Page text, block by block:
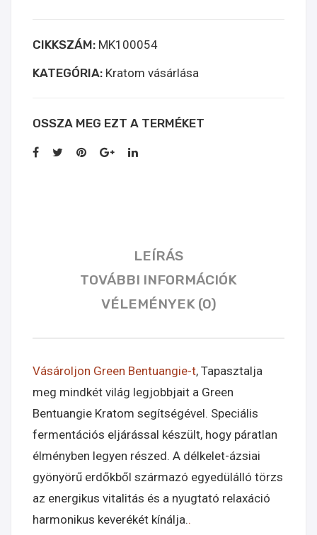
mennyiség
CIKKSZÁM: MK100054
KATEGÓRIA: Kratom vásárlása
OSSZA MEG EZT A TERMÉKET
LEÍRÁS
TOVÁBBI INFORMÁCIÓK
VÉLEMÉNYEK (0)
Vásároljon Green Bentuangie-t, Tapasztalja
meg mindkét világ legjobbjait a Green
Bentuangie Kratom segítségével. Speciális
fermentációs eljárással készült, hogy páratlan
élményben legyen részed. A délkelet-ázsiai
gyönyörű erdőkből származó egyedülálló törzs
az energikus vitalitás és a nyugtató relaxáció
harmonikus keverékét kínálja..